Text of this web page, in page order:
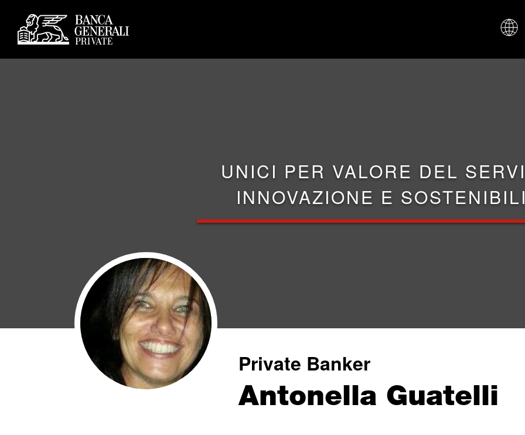
UNICI PER VALORE DEL
INNOVAZIONE E
Private Banker
Antonella Guatelli